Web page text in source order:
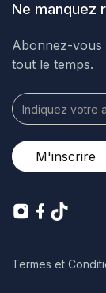
Ne manquez
Abonnez-
tout le temps.
Termes et